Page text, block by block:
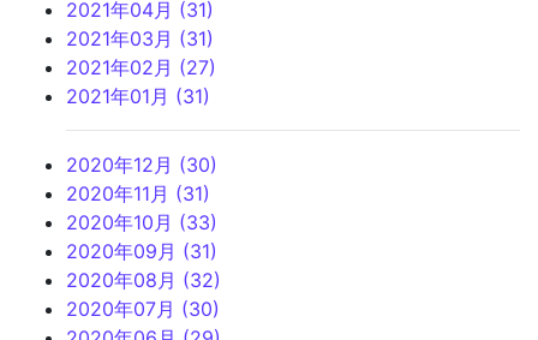
2021年04月 (31)
2021年03月 (31)
2021年02月 (27)
2021年01月 (31)
2020年12月 (30)
2020年11月 (31)
2020年10月 (33)
2020年09月 (31)
2020年08月 (32)
2020年07月 (30)